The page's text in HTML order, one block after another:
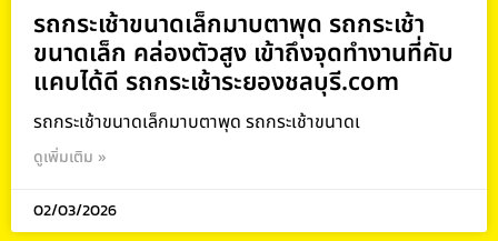
รถกระเช้าขนาดเล็กมาบตาพุด รถกระเช้า
ขนาดเล็ก คล่องตัวสูง เข้าถึงจุดทำงานที่คับ
แคบได้ดี รถกระเช้าระยองชลบุรี.com
รถกระเช้าขนาดเล็กมาบตาพุด รถกระเช้าขนาดเ
ดูเพิ่มเติม »
02/03/2026